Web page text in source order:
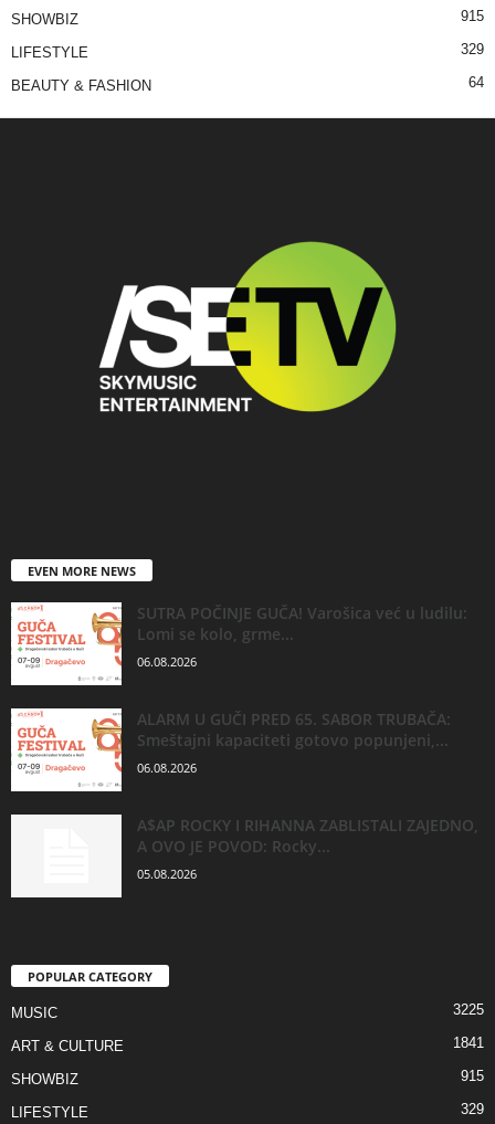
SHOWBIZ 915
LIFESTYLE 329
BEAUTY & FASHION 64
EVEN MORE NEWS
SUTRA POČINJE GUČA! Varošica već u ludilu:
Lomi se kolo, grme...
06.08.2026
ALARM U GUČI PRED 65. SABOR TRUBAČA:
Smeštajni kapaciteti gotovo popunjeni,...
06.08.2026
A$AP ROCKY I RIHANNA ZABLISTALI ZAJEDNO,
A OVO JE POVOD: Rocky...
05.08.2026
POPULAR CATEGORY
MUSIC 3225
ART & CULTURE 1841
SHOWBIZ 915
LIFESTYLE 329